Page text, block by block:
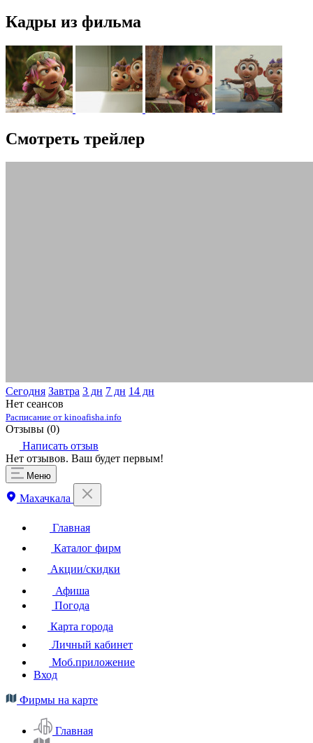
Кадры из фильма
Смотреть трейлер
Сегодня Завтра 3 дн 7 дн 14 дн
Нет сеансов
Расписание от kinoafisha.info
Отзывы (0)
Написать отзыв
Нет отзывов. Ваш будет первым!
Меню
Махачкала
Главная
Каталог фирм
Акции/скидки
Афиша
Погода
Карта города
Личный кабинет
Моб.приложение
Вход
Фирмы на карте
Главная